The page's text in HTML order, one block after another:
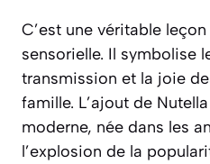
C’est une véritable
sensorielle. Il symbolise
transmission et la joie
famille. L’ajout de
moderne, née dans les
l’explosion de la